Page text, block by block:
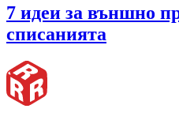
7 идеи за външно
списанията